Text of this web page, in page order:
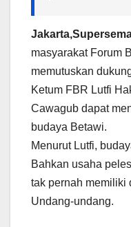
masyarakat Forum
memutuskan
Ketum FBR Lutfi
Cawagub dapat
budaya Betawi.
Menurut Lutfi,
Bahkan usaha
tak pernah memiliki
Undang-undang.